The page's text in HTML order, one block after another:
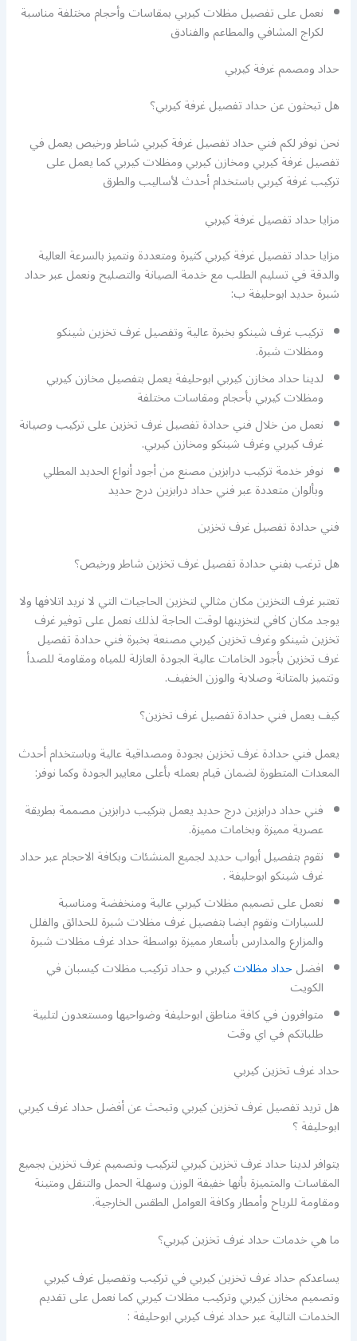
نعمل على تفصيل مظلات كيربي بمقاسات وأحجام مختلفة مناسبة
لكراج المشافي والمطاعم والفنادق
حداد ومصمم غرفة كيربي
هل تبحثون عن حداد تفصيل غرفة كيربي؟
نحن نوفر لكم فني حداد تفصيل غرفة كيربي شاطر ورخيص يعمل في
تفصيل غرفة كيربي ومخازن كيربي ومظلات كيربي كما يعمل على
تركيب غرفة كيربي باستخدام أحدث لأساليب والطرق
مزايا حداد تفصيل غرفة كيربي
مزايا حداد تفصيل غرفة كيربي كثيرة ومتعددة ونتميز بالسرعة العالية
والدقة في تسليم الطلب مع خدمة الصيانة والتصليح ونعمل عبر حداد
شبرة حديد ابوحليفة ب:
تركيب غرف شينكو بخبرة عالية وتفصيل غرف تخزين شينكو
ومظلات شبرة.
لدينا حداد مخازن كيربي ابوحليفة يعمل بتفصيل مخازن كيربي
ومظلات كيربي بأحجام ومقاسات مختلفة
نعمل من خلال فني حدادة تفصيل غرف تخزين على تركيب وصيانة
غرف كيربي وغرف شينكو ومخازن كيربي.
نوفر خدمة تركيب درابزين مصنع من أجود أنواع الحديد المطلي
وبألوان متعددة عبر فني حداد درابزين درج حديد
فني حدادة تفصيل غرف تخزين
هل ترغب بفني حدادة تفصيل غرف تخزين شاطر ورخيص؟
تعتبر غرف التخزين مكان مثالي لتخزين الحاجيات التي لا نريد اتلافها ولا
يوجد مكان كافي لتخزينها لوقت الحاجة لذلك نعمل على توفير غرف
تخزين شينكو وغرف تخزين كيربي مصنعة بخبرة فني حدادة تفصيل
غرف تخزين بأجود الخامات عالية الجودة العازلة للمياه ومقاومة للصدأ
وتتميز بالمتانة وصلابة والوزن الخفيف.
كيف يعمل فني حدادة تفصيل غرف تخزين؟
يعمل فني حدادة غرف تخزين بجودة ومصداقية عالية وباستخدام أحدث
المعدات المتطورة لضمان قيام بعمله بأعلى معايير الجودة وكما نوفر:
فني حداد درابزين درج حديد يعمل بتركيب درابزين مصممة بطريقة
عصرية مميزة وبخامات مميزة.
نقوم بتفصيل أبواب حديد لجميع المنشئات وبكافة الاحجام عبر حداد
غرف شينكو ابوحليفة .
نعمل على تصميم مظلات كيربي عالية ومنخفضة ومناسبة
للسيارات ونقوم ايضا بتفصيل غرف مظلات شبرة للحدائق والفلل
والمزارع والمدارس بأسعار مميزة بواسطة حداد غرف مظلات شبرة
افضلحداد مظلاتكيربي و حداد تركيب مظلات كيسبان في
الكويت
متوافرون في كافة مناطق ابوحليفة وضواحيها ومستعدون لتلبية
طلباتكم في اي وقت
حداد غرف تخزين كيربي
هل تريد تفصيل غرف تخزين كيربي وتبحث عن أفضل حداد غرف كيربي
ابوحليفة ؟
يتوافر لدينا حداد غرف تخزين كيربي لتركيب وتصميم غرف تخزين بجميع
المقاسات والمتميزة بأنها خفيفة الوزن وسهلة الحمل والتنقل ومتينة
ومقاومة للرياح وأمطار وكافة العوامل الطقس الخارجية.
ما هي خدمات حداد غرف تخزين كيربي؟
يساعدكم حداد غرف تخزين كيربي في تركيب وتفصيل غرف كيربي
وتصميم مخازن كيربي وتركيب مظلات كيربي كما نعمل على تقديم
الخدمات التالية عبر حداد غرف كيربي ابوحليفة :